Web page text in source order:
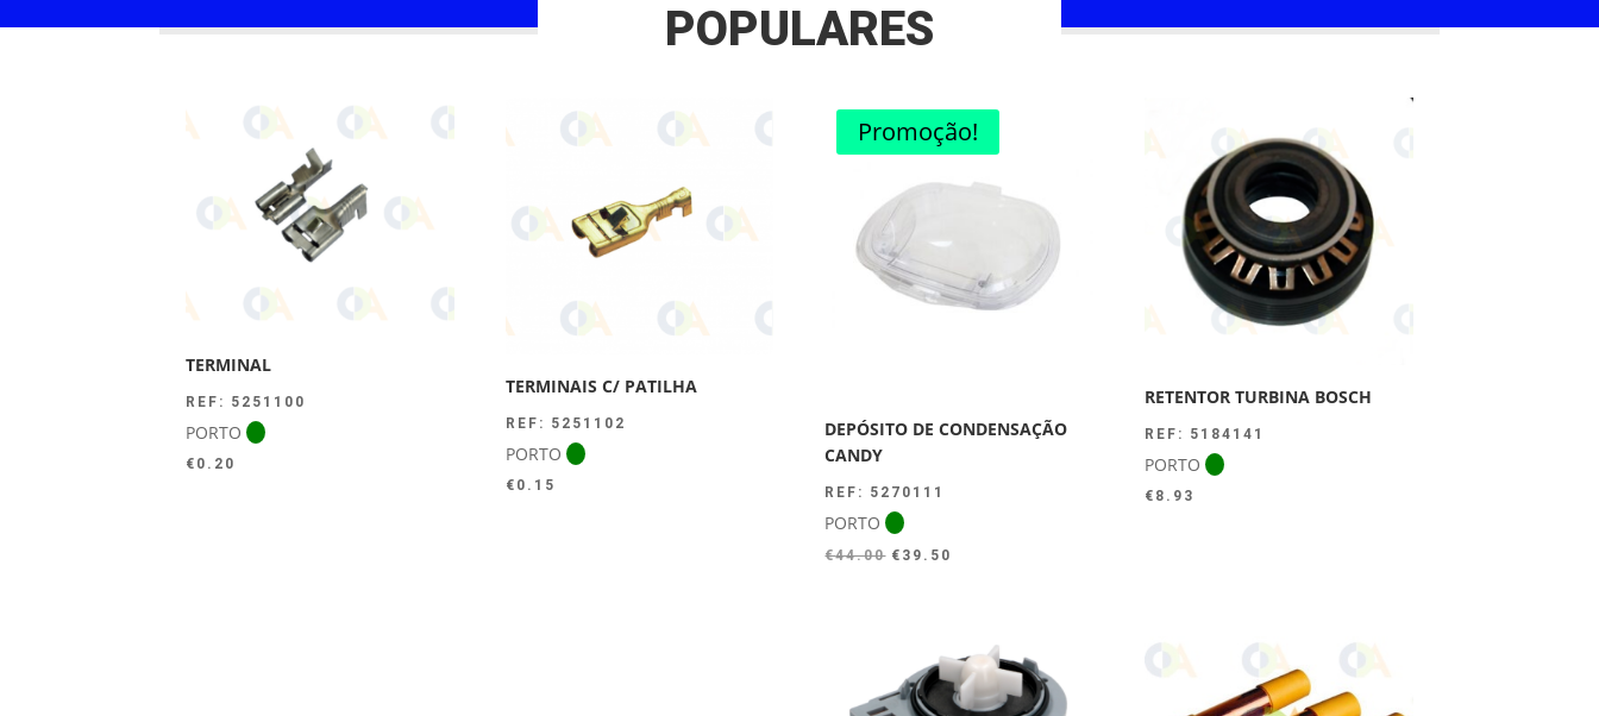
POPULARES
TERMINAL
REF: 5251100
PORTO
€ 0.20
TERMINAIS C/ PATILHA
REF: 5251102
PORTO
€ 0.15
Promoção!
DEPÓSITO DE CONDENSAÇÃO
CANDY
REF: 5270111
PORTO
€44.00 O
€44.00.
€ 39.50
€39.50.
RETENTOR TURBINA BOSCH
REF: 5184141
PORTO
€ 8.93